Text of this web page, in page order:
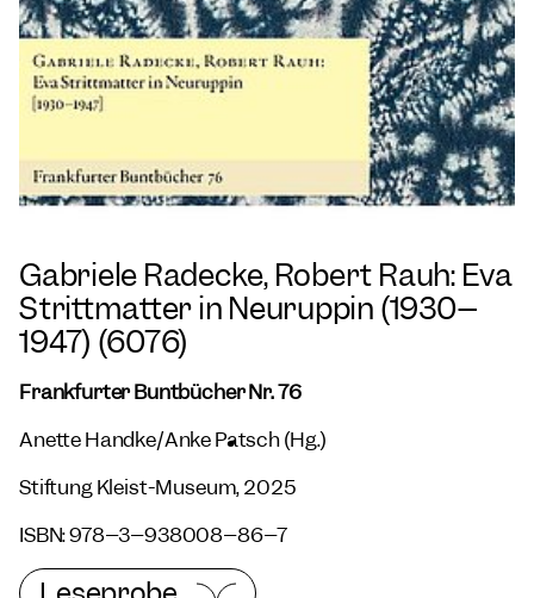
Gabriele Radecke, Robert Rauh: Eva
Strittmatter in Neuruppin (1930–
1947) (6076)
Frankfurter Buntbücher Nr. 76
Anette Handke/Anke Pätsch (Hg.)
Stiftung Kleist-Museum, 2025
ISBN: 978–3–938008–86–7